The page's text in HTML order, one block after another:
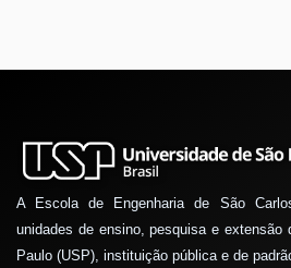
A Escola de Engenharia de São
unidades de ensino, pesquisa e extensão
Paulo (USP), instituição pública e de